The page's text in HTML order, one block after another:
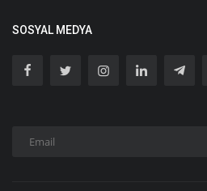
SOSYAL MEDYA